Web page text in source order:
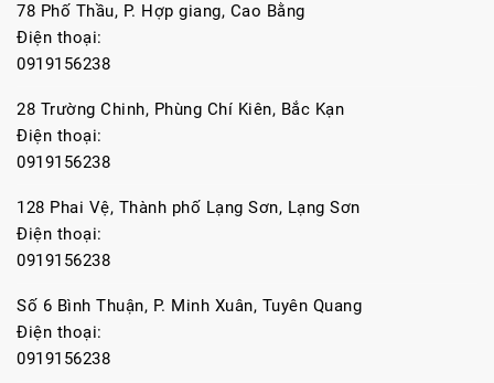
78 Phố Thầu, P. Hợp giang, Cao Bằng
Điện thoại:
0919156238
28 Trường Chinh, Phùng Chí Kiên, Bắc Kạn
Điện thoại:
0919156238
128 Phai Vệ, Thành phố Lạng Sơn, Lạng Sơn
Điện thoại:
0919156238
Số 6 Bình Thuận, P. Minh Xuân, Tuyên Quang
Điện thoại:
0919156238